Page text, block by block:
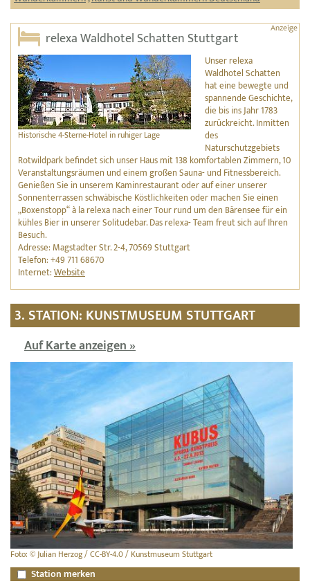
relexa Waldhotel Schatten Stuttgart
Historische 4-Sterne-Hotel in ruhiger Lage
Unser relexa
Waldhotel Schatten
hat eine bewegte und
spannende Geschichte,
die bis ins Jahr 1783
zurückreicht. Inmitten
des
Naturschutzgebiets
Rotwildpark befindet sich unser Haus mit 138 komfortablen Zimmern, 10
Veranstaltungsräumen und einem großen Sauna- und Fitnessbereich.
Genießen Sie in unserem Kaminrestaurant oder auf einer unserer
Sonnenterrassen schwäbische Köstlichkeiten oder machen Sie einen
„Boxenstopp“ à la relexa nach einer Tour rund um den Bärensee für ein
kühles Bier in unserer Solitudebar. Das relexa- Team freut sich auf Ihren
Besuch.
Adresse: Magstadter Str. 2-4, 70569 Stuttgart
Telefon: +49 711 68670
Internet:Website
3. STATION: KUNSTMUSEUM STUTTGART
Auf Karte anzeigen »
Foto: © Julian Herzog / CC-BY-4.0 / Kunstmuseum Stuttgart
Station merken